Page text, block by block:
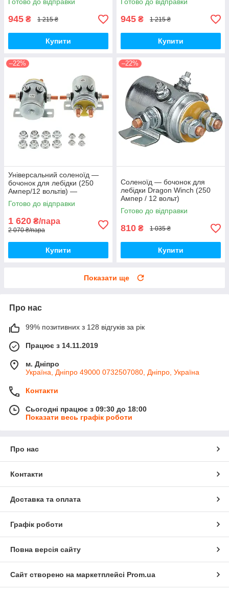
Готово до відправки
945 ₴ 1 215 ₴
Купити
Готово до відправки
945 ₴ 1 215 ₴
Купити
–22%
Універсальний соленоїд —
бочонок для лебідки (250
Ампер/12 вольтів) —
комплект 2 штуки
Готово до відправки
1 620 ₴/пара
2 070 ₴/пара
Купити
–22%
Соленоїд — бочонок для
лебідки Dragon Winch (250
Ампер / 12 вольт)
Готово до відправки
810 ₴ 1 035 ₴
Купити
Показати ще
Про нас
99% позитивних з 128 відгуків за рік
Працює з 14.11.2019
м. Дніпро
Україна, Дніпро 49000 0732507080, Дніпро, Україна
Контакти
Сьогодні працює з 09:30 до 18:00
Показати весь графік роботи
Про нас
Контакти
Доставка та оплата
Графік роботи
Повна версія сайту
Сайт створено на маркетплейсі Prom.ua